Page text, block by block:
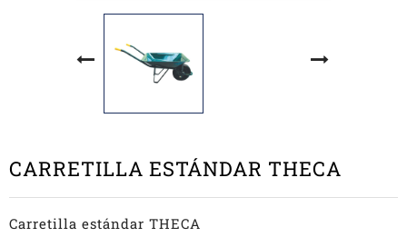
CARRETILLA ESTÁNDAR THECA
Carretilla estándar THECA